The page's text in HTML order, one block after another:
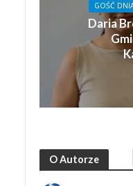
GOŚĆ
Daria
O Autorze